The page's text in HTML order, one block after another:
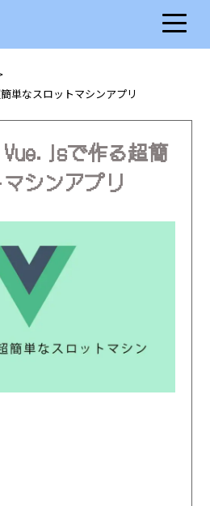
単なスロットマシンアプリ
で作る超簡
シンアプリ